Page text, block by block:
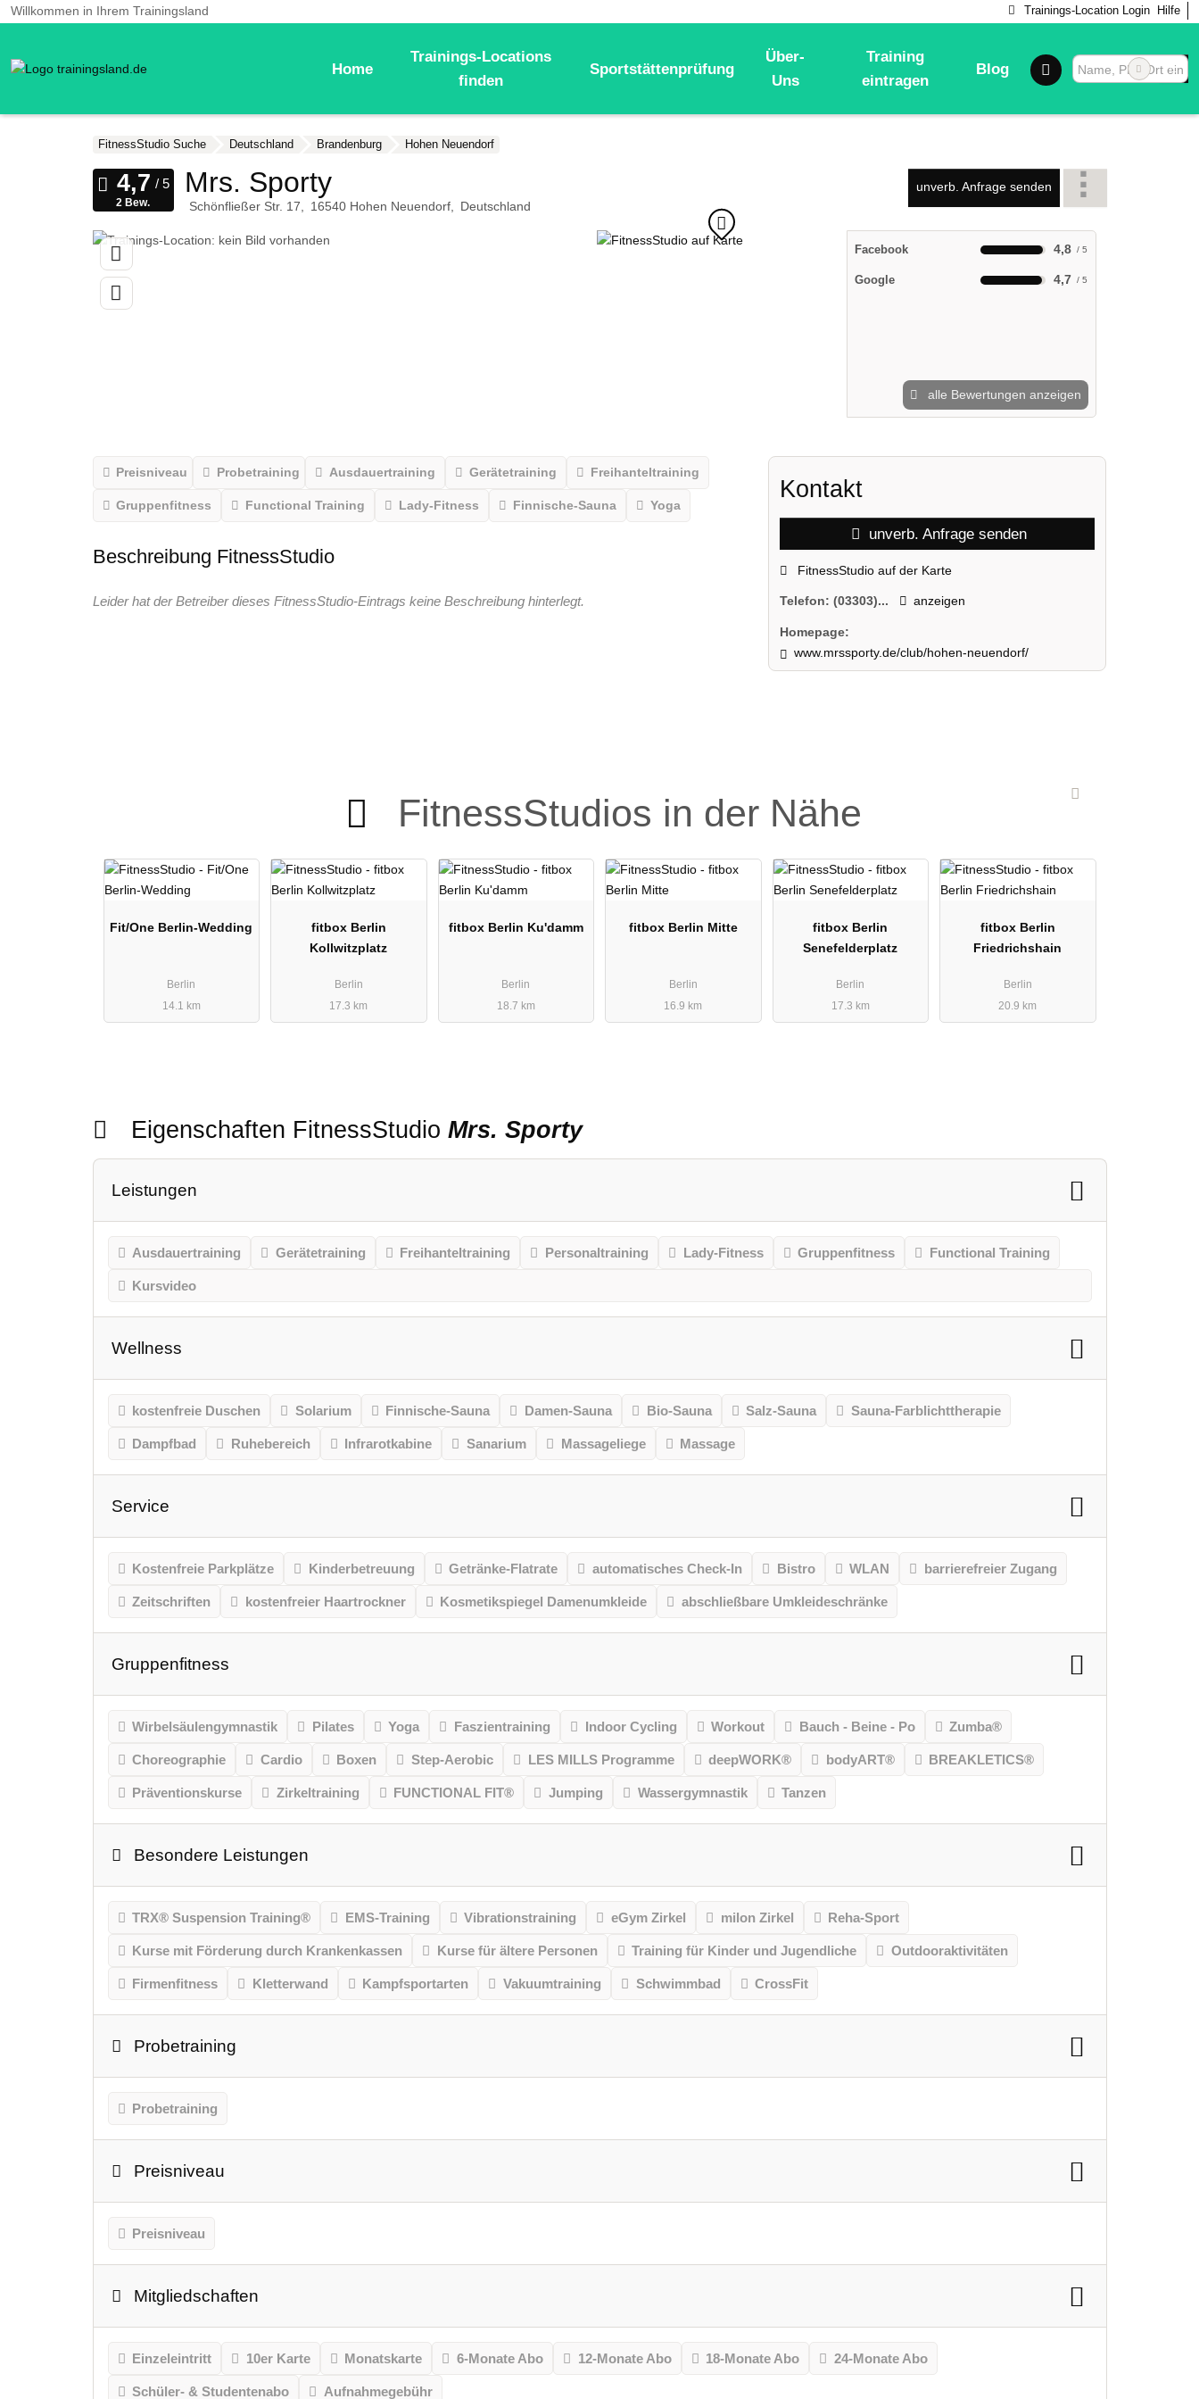
Willkommen in Ihrem Trainingsland Trainings-Location Login Hilfe
Home
Trainings-Locations
finden
Sportstättenprüfung
Über-
Uns
Training
eintragen
Blog
FitnessStudio Suche Deutschland Brandenburg Hohen Neuendorf
Mrs. Sporty
Schönfließer Str. 17 16540 Hohen Neuendorf Deutschland
unverb. Anfrage senden
2 Bew.
Facebook 4,8
Google 4,7
alle Bewertungen anzeigen
Preisniveau Probetraining Ausdauertraining Gerätetraining Freihanteltraining
Gruppenfitness Functional Training Lady-Fitness Finnische-Sauna Yoga
Beschreibung FitnessStudio
Leider hat der Betreiber dieses FitnessStudio-Eintrags keine Beschreibung hinterlegt.
Kontakt
unverb. Anfrage senden
FitnessStudio auf der Karte
Telefon:(03303)... anzeigen
Homepage:
www.mrssporty.de/club/hohen-neuendorf/
FitnessStudios in der Nähe
Fit/One Berlin-Wedding
Berlin
14.1 km
fitbox Berlin
Kollwitzplatz
Berlin
17.3 km
fitbox Berlin Ku'damm
Berlin
18.7 km
fitbox Berlin Mitte
Berlin
16.9 km
fitbox Berlin
Senefelderplatz
Berlin
17.3 km
fitbox Berlin
Friedrichshain
Berlin
20.9 km
Eigenschaften FitnessStudioMrs. Sporty
Leistungen
Ausdauertraining Gerätetraining Freihanteltraining Personaltraining Lady-Fitness Gruppenfitness Functional Training
Kursvideo
Wellness
kostenfreie Duschen Solarium Finnische-Sauna Damen-Sauna Bio-Sauna Salz-Sauna Sauna-Farblichttherapie
Dampfbad Ruhebereich Infrarotkabine Sanarium Massageliege Massage
Service
Kostenfreie Parkplätze Kinderbetreuung Getränke-Flatrate automatisches Check-In Bistro WLAN barrierefreier Zugang
Zeitschriften kostenfreier Haartrockner Kosmetikspiegel Damenumkleide abschließbare Umkleideschränke
Gruppenfitness
Wirbelsäulengymnastik Pilates Yoga Faszientraining Indoor Cycling Workout Bauch - Beine - Po Zumba®
Choreographie Cardio Boxen Step-Aerobic LES MILLS Programme deepWORK® bodyART® BREAKLETICS®
Präventionskurse Zirkeltraining FUNCTIONAL FIT® Jumping Wassergymnastik Tanzen
Besondere Leistungen
TRX® Suspension Training® EMS-Training Vibrationstraining eGym Zirkel milon Zirkel Reha-Sport
Kurse mit Förderung durch Krankenkassen Kurse für ältere Personen Training für Kinder und Jugendliche Outdooraktivitäten
Firmenfitness Kletterwand Kampfsportarten Vakuumtraining Schwimmbad CrossFit
Probetraining
Probetraining
Preisniveau
Preisniveau
Mitgliedschaften
Einzeleintritt 10er Karte Monatskarte 6-Monate Abo 12-Monate Abo 18-Monate Abo 24-Monate Abo
Schüler- & Studentenabo Aufnahmegebühr